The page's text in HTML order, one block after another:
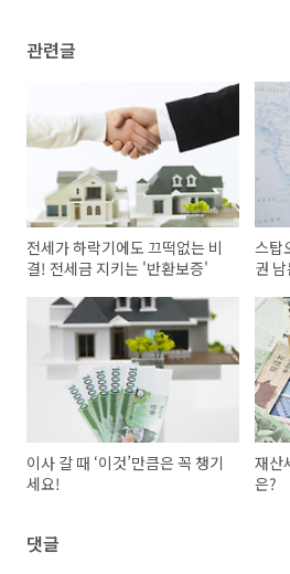
관련글
전세가 하락기에도 끄떡없는 비
결! 전세금 지키는 '반환보증'
스탑
권
이사 갈 때 ‘이것’만큼은 꼭 챙기
세요!
재산
은?
댓글